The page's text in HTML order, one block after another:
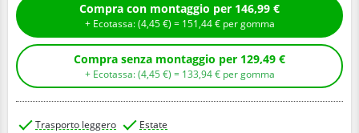
Compra con montaggio per 146,99 €
+ Ecotassa: (4,45€ ) = 151,44€ per gomma
Compra senza montaggio per 129,49 €
+ Ecotassa: (4,45€ ) = 133,94€ per gomma
Trasporto leggero Estate